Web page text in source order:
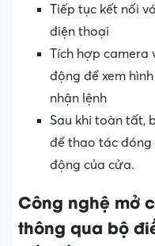
Tiếp tục kết nối
điện thoại
Tích hợp camera
động để xem
nhận lệnh
Sau khi toàn tất,
để thao tác đóng
động của cửa.
Công nghệ mở
thông qua bộ